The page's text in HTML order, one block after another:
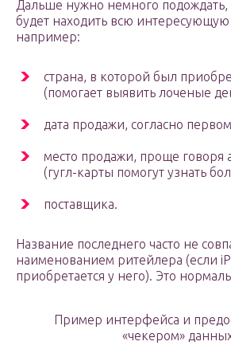
Дальше нужно немного подождать,
будет находить всю
например:
страна, в которой был
(помогает выявить лоченые
дата продажи, согласно
место продажи, проще говоря
(гугл-карты помогут узнать
поставщика.
Название последнего часто не
наименованием ритейлера (если
приобретается у него). Это
Пример интерфейса и
«чекером»